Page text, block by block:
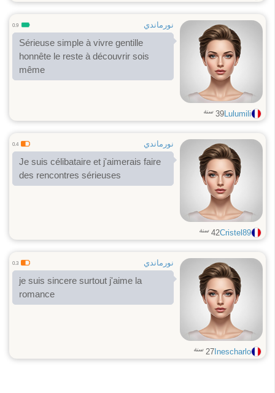
نورماندي 0.9
Sérieuse simple à vivre gentille
honnête le reste à découvrir sois
même
Lulumili
39 سنة
نورماندي 0.4
Je suis célibataire et j'aimerais faire
des rencontres sérieuses
Cristel89
42 سنة
نورماندي 0.3
je suis sincere surtout j'aime la
romance
Inescharlo
27 سنة